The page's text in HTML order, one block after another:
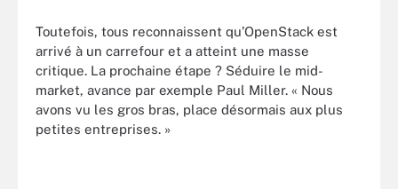
Toutefois, tous reconnaissent qu’OpenStack est
arrivé à un carrefour et a atteint une masse
critique. La prochaine étape ? Séduire le mid-
market, avance par exemple Paul Miller. « Nous
avons vu les gros bras, place désormais aux plus
petites entreprises. »